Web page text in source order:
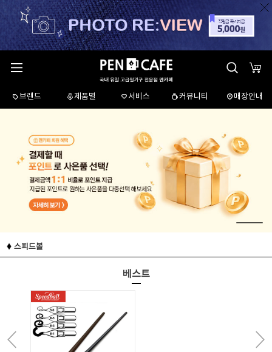
브랜드 제품별 서비스 커뮤니티 매장안내
스피드볼
베스트